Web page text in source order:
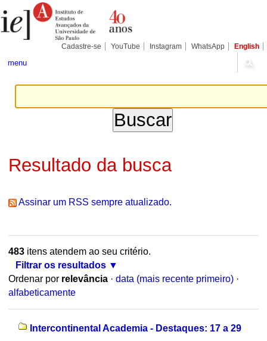
para
conteúdo.
Pessoais
Cadastre-se YouTube Instagram WhatsApp English
menu
Resultado da busca
Assinar um RSS sempre atualizado.
483itens atendem ao seu critério.
Filtrar os resultados
Ordenar por relevância · data (mais recente primeiro) ·
alfabeticamente
Intercontinental Academia - Destaques: 17 a 29